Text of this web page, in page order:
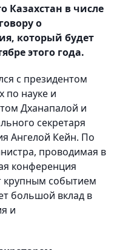
Казахстан в числе
о
который будет
этого года.
с президентом
по науке и
Дханапалой и
секретаря
Ангелой Кейн. По
проводимая в
конференция
крупным событием
большой вклад в
и